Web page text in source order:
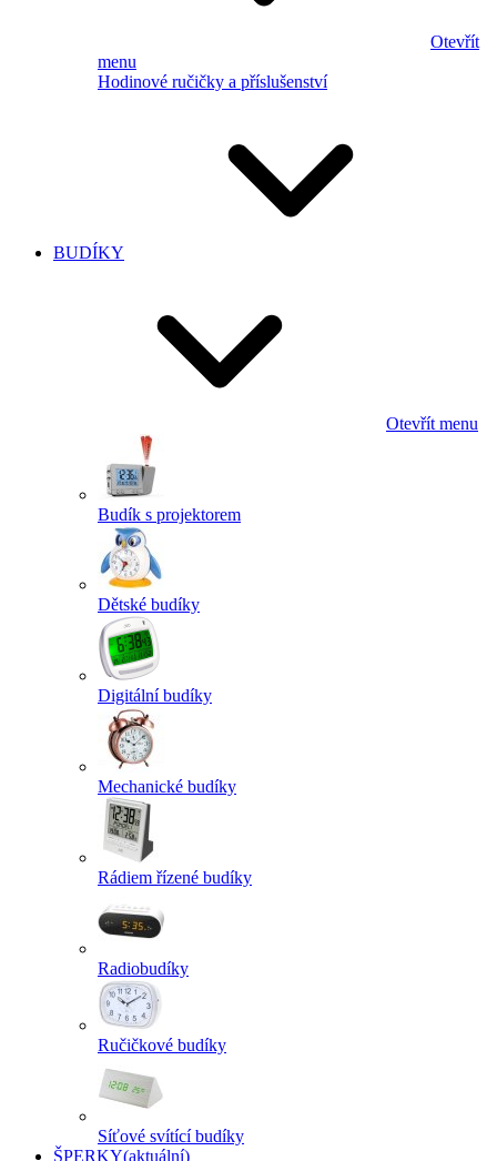
Otevřít
menu
Hodinové ručičky a příslušenství
BUDÍKY
Otevřít menu
Budík s projektorem
Dětské budíky
Digitální budíky
Mechanické budíky
Rádiem řízené budíky
Radiobudíky
Ručičkové budíky
Síťové svítící budíky
ŠPERKY(aktuální)